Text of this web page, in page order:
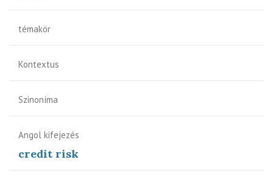
témakör
Kontextus
Szinoníma
Angol kifejezés
credit risk